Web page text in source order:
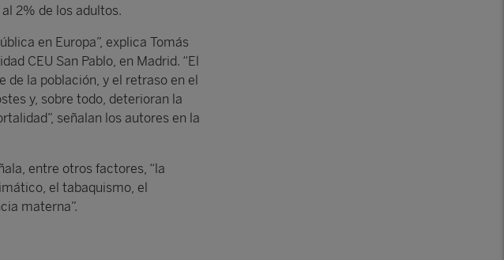
2% de los adultos.
en Europa”, explica Tomás
CEU San Pablo, en Madrid. “El
la población, y el retraso en el
y, sobre todo, deterioran la
señalan los autores en la
entre otros factores, “la
el tabaquismo, el
materna”.